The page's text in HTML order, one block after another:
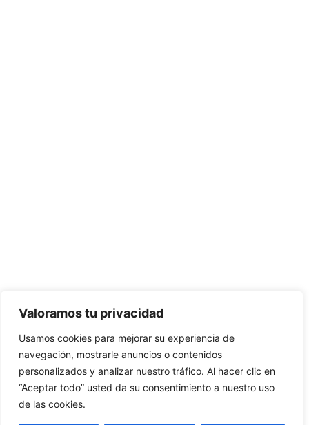
Valoramos tu privacidad
Usamos cookies para mejorar su experiencia de
navegación, mostrarle anuncios o contenidos
personalizados y analizar nuestro tráfico. Al hacer clic en
“Aceptar todo” usted da su consentimiento a nuestro uso
de las cookies.